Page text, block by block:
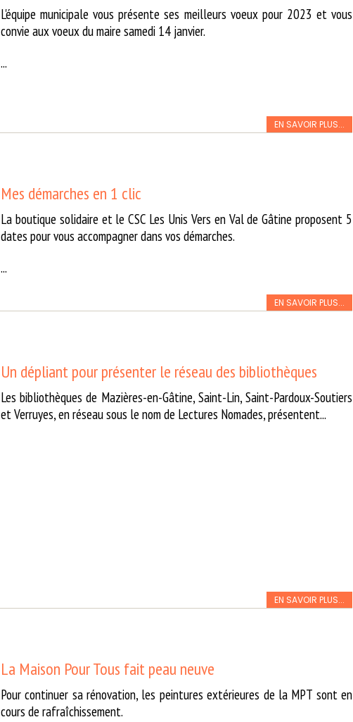
L'équipe municipale vous présente ses meilleurs voeux pour 2023 et vous
convie aux voeux du maire samedi 14 janvier.
...
EN SAVOIR PLUS...
Mes démarches en 1 clic
La boutique solidaire et le CSC Les Unis Vers en Val de Gâtine proposent 5
dates pour vous accompagner dans vos démarches.
...
EN SAVOIR PLUS...
Un dépliant pour présenter le réseau des bibliothèques
Les bibliothèques de Mazières-en-Gâtine, Saint-Lin, Saint-Pardoux-Soutiers
et Verruyes, en réseau sous le nom de Lectures Nomades, présentent...
EN SAVOIR PLUS...
La Maison Pour Tous fait peau neuve
Pour continuer sa rénovation, les peintures extérieures de la MPT sont en
cours de rafraîchissement.